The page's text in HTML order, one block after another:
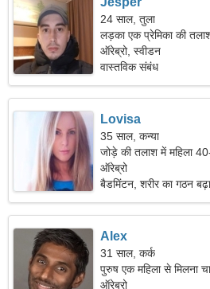
24 साल, तुला
लड़का एक प्रेमिका की
ऑरेब्रो, स्वीडन
वास्तविक संबंध
Lovisa
35 साल, कन्या
जोड़े की तलाश में महिला
ऑरेब्रो
बैडमिंटन, शरीर का गठन
Alex
31 साल, कर्क
पुरुष एक महिला से मिलना
ऑरेब्रो